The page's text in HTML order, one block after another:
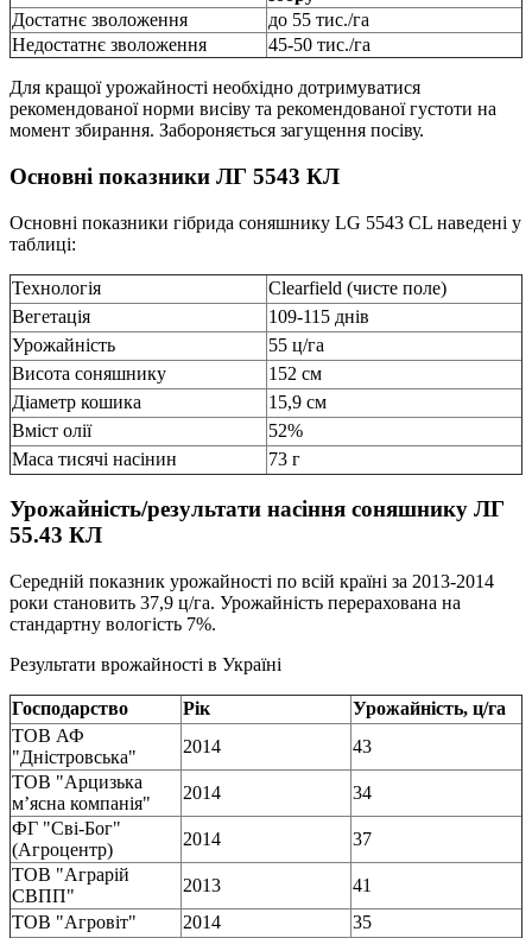
Достатнє зволоження
до 55 тис./га
Недостатнє зволоження
45-50 тис./га
Для кращої урожайності необхідно дотримуватися
рекомендованої норми висіву та рекомендованої густоти на
момент збирання. Забороняється загущення посіву.
Основні показники ЛГ 5543 КЛ
Основні показники гібрида соняшнику LG 5543 CL наведені у
таблиці:
Технологія
Clearfield (чисте поле)
Вегетація
109-115 днів
Урожайність
55 ц/га
Висота соняшнику
152 см
Діаметр кошика
15,9 см
Вміст олії
52%
Маса тисячі насінин
73 г
Урожайність/результати насіння соняшнику ЛГ
55.43 КЛ
Середній показник урожайності по всій країні за 2013-2014
роки становить 37,9 ц/га. Урожайність перерахована на
стандартну вологість 7%.
Результати врожайності в Україні
Господарство Рiк
Урожайність, ц/га
ТОВ АФ
"Дністровська"
2014
43
ТОВ "Арцизька
м’ясна компанія"
2014
34
ФГ "Сві-Бог"
(Агроцентр)
2014
37
ТОВ "Аграрій
СВПП"
2013
41
ТОВ "Агровіт"
2014
35